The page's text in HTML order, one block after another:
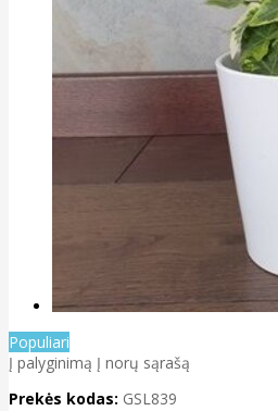
Populiari
Į palyginimą Į norų sąrašą
Prekės kodas: GSL839